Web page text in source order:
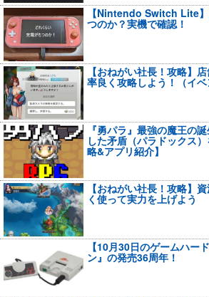
【Nintendo Switch Lite
つのか？実機で確認！
【おねがい社長！攻略】
率良く攻略しよう！（イベ
『勇パラ』最強の魔王の
した矛盾（パラドックス
略&アプリ紹介】
【おねがい社長！攻略】
く使って実力を上げよう
【10月30日のゲームハー
ン』の発売36周年！